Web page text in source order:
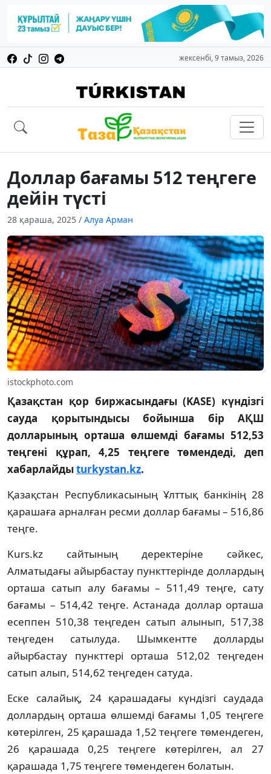
жексенбі, 9 тамыз, 2026
Доллар бағамы 512 теңгеге
дейін түсті
28 қараша, 2025 / Алуа Арман
istockphoto.com
Қазақстан қор биржасындағы (KASE) күндізгі
сауда қорытындысы бойынша бір АҚШ
долларының орташа өлшемді бағамы 512,53
теңгені құрап, 4,25 теңгеге төмендеді, деп
хабарлайдыturkystan.kz.
Қазақстан Республикасының Ұлттық банкінің 28
қарашаға арналған ресми доллар бағамы – 516,86
теңге.
Kurs.kz сайтының деректеріне сәйкес,
Алматыдағы айырбастау пункттерінде доллардың
орташа сатып алу бағамы – 511,49 теңге, сату
бағамы – 514,42 теңге. Астанада доллар орташа
есеппен 510,38 теңгеден сатып алынып, 517,38
теңгеден сатылуда. Шымкентте долларды
айырбастау пункттері орташа 512,02 теңгеден
сатып алып, 514,62 теңгеден сатуда.
Еске салайық, 24 қарашадағы күндізгі саудада
доллардың орташа өлшемді бағамы 1,05 теңгеге
көтерілген, 25 қарашада 1,52 теңгеге төмендеген,
26 қарашада 0,25 теңгеге көтерілген, ал 27
қарашада 1,75 теңгеге төмендеген болатын.